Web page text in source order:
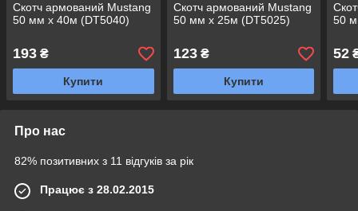
Скотч армований Mustang
50 мм х 40м (DT5040)
193 ₴
Купити
Скотч армований Mustang
50 мм х 25м (DT5025)
123₴
Купити
50
52
Про нас
82% позитивних з 11 відгуків за рік
Працює з 28.02.2015